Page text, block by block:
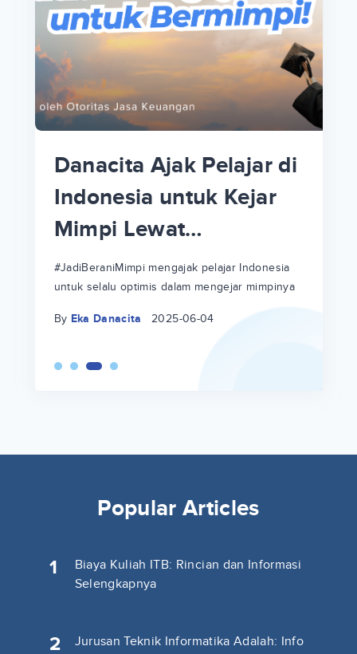
Danacita Ajak Pelajar di
Indonesia untuk Kejar
Mimpi Lewat
#JadiBeraniMimpi
#JadiBeraniMimpi mengajak pelajar Indonesia
untuk selalu optimis dalam mengejar mimpinya
By Eka Danacita 2025-06-04
Popular Articles
1
Biaya Kuliah ITB: Rincian dan Informasi
Selengkapnya
2
Jurusan Teknik Informatika Adalah: Info